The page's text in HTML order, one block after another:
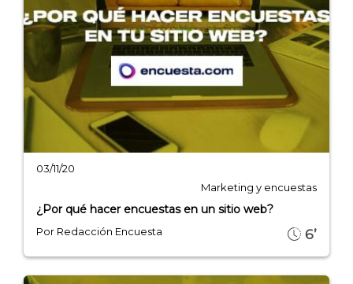
03/11/20
Marketing y encuestas
¿Por qué hacer encuestas en un sitio web?
Por Redacción Encuesta 6’